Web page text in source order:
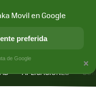
APLICACIONES
×
Movil en Google
preferida
de Google